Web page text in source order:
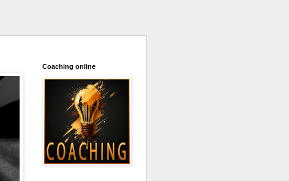
Coaching online